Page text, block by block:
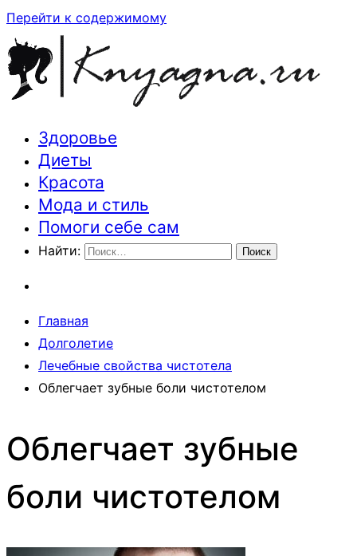
Перейти к содержимому
Траектория здоровья и красоты
Здоровье
Диеты
Красота
Мода и стиль
Помоги себе сам
Найти:
Главная
Долголетие
Лечебные свойства чистотела
Облегчает зубные боли чистотелом
Облегчает зубные
боли чистотелом